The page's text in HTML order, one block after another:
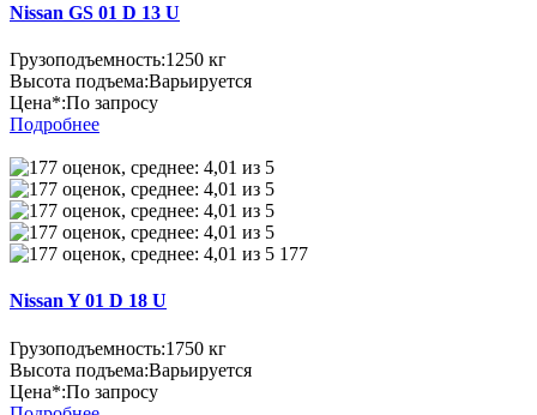
Nissan GS 01 D 13 U
Грузоподъемность:1250 кг
Высота подъема:Варьируется
Цена*:По запросу
Подробнее
177
Nissan Y 01 D 18 U
Грузоподъемность:1750 кг
Высота подъема:Варьируется
Цена*:По запросу